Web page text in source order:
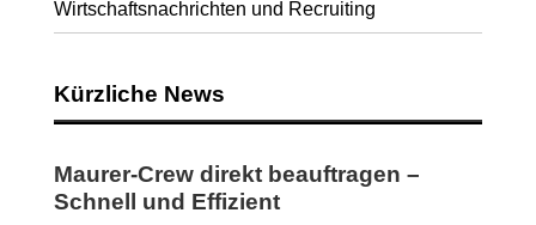
Wirtschaftsnachrichten und Recruiting
Kürzliche News
Maurer-Crew direkt beauftragen –
Schnell und Effizient